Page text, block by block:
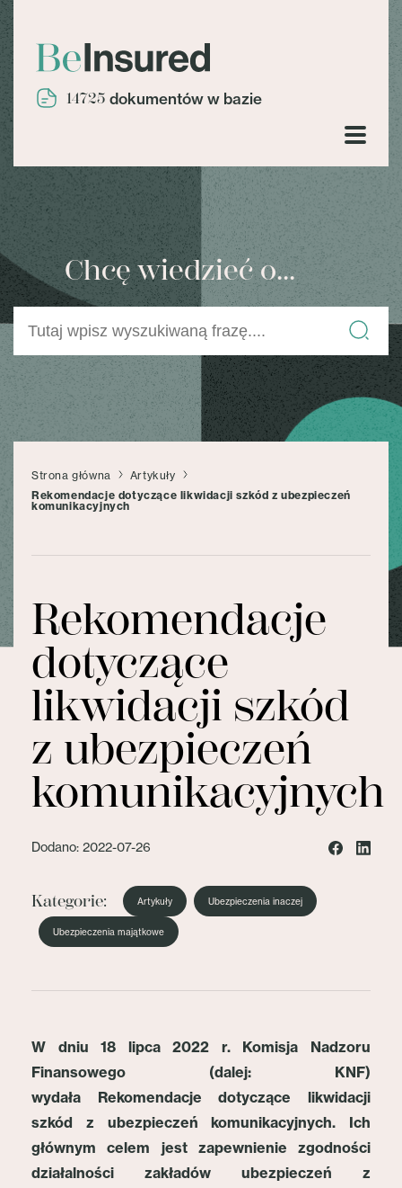
14725 dokumentów w bazie
Chcę wiedzieć o...
Strona główna
Artykuły
Rekomendacje dotyczące likwidacji szkód z ubezpieczeń
komunikacyjnych
Rekomendacje
dotyczące
likwidacji szkód
z ubezpieczeń
komunikacyjnych
Dodano: 2022-07-26
Kategorie: Artykuły Ubezpieczenia inaczej
Ubezpieczenia majątkowe
W dniu 18 lipca 2022 r. Komisja Nadzoru
Finansowego (dalej: KNF)
wydała Rekomendacje dotyczące likwidacji
szkód z ubezpieczeń komunikacyjnych. Ich
głównym celem jest zapewnienie zgodności
działalności zakładów ubezpieczeń z